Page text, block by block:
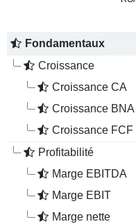
Fondamentaux
Croissance
Croissance CA
Croissance BNA
Croissance FCF
Profitabilité
Marge EBITDA
Marge EBIT
Marge nette